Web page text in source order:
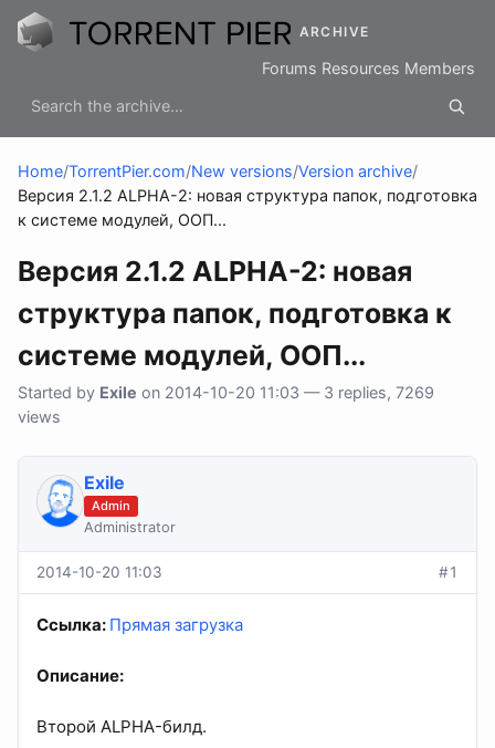
ARCHIVE
Forums Resources Members
Home/TorrentPier.com/New versions/Version archive/
Версия 2.1.2 ALPHA-2: новая структура папок, подготовка
к системе модулей, ООП...
Версия 2.1.2 ALPHA-2: новая
структура папок, подготовка к
системе модулей, ООП...
Started by Exile on 2014-10-20 11:03 — 3 replies, 7269
views
Exile
Admin
Administrator
2014-10-20 11:03 #1
Ссылка: Прямая загрузка
Описание:
Второй ALPHA-билд.